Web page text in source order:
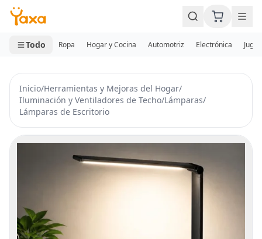
MINI CARRITO
0 productos
Todo Ropa Hogar y Cocina Automotriz Electrónica
Inicio/Herramientas y Mejoras del Hogar/
Iluminación y Ventiladores de Techo/Lámparas/
Lámparas de Escritorio